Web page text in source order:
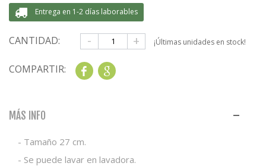
Entrega en 1-2 días laborables
CANTIDAD: - + ¡Últimas unidades en stock!
COMPARTIR: Share
MÁS INFO
- Tamaño 27 cm.
- Se puede lavar en lavadora.